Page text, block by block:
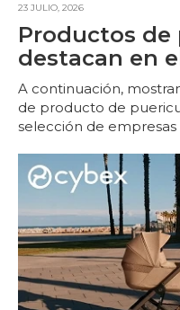
23 JULIO, 2026
Productos
destacan en
A continuación,
de producto de
selección de